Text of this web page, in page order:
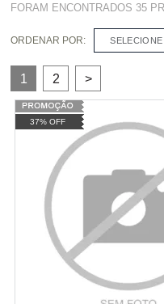
FORAM ENCONTRADOS 35
ORDENAR POR: SELECIONE
1 2 >
37% OFF